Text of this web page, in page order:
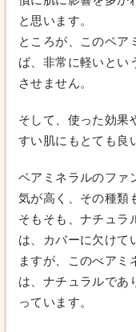
と思います。
ところが、このベア
ば、非常に軽いとい
させません。
そして、使った効果
すい肌にもとても良
ベアミネラルのファ
気が高く、その種類
そもそも、ナチュラ
は、カバーに欠けて
ますが、このべアミ
は、ナチュラルであ
っています。